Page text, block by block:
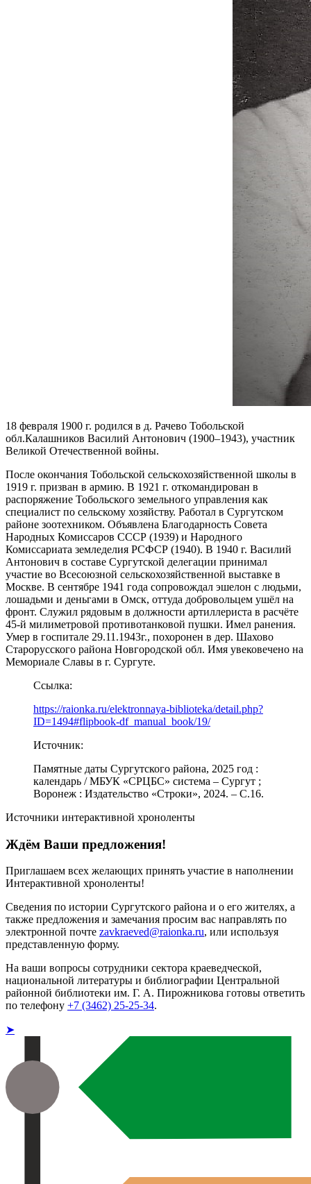
18 февраля 1900 г. родился в д. Рачево Тобольской
обл.Калашников Василий Антонович (1900–1943), участник
Великой Отечественной войны.
После окончания Тобольской сельскохозяйственной школы в
1919 г. призван в армию. В 1921 г. откомандирован в
распоряжение Тобольского земельного управления как
специалист по сельскому хозяйству. Работал в Сургутском
районе зоотехником. Объявлена Благодарность Совета
Народных Комиссаров СССР (1939) и Народного
Комиссариата земледелия РСФСР (1940). В 1940 г. Василий
Антонович в составе Сургутской делегации принимал
участие во Всесоюзной сельскохозяйственной выставке в
Москве. В сентябре 1941 года сопровождал эшелон с людьми,
лошадьми и деньгами в Омск, оттуда добровольцем ушёл на
фронт. Служил рядовым в должности артиллериста в расчёте
45-й милиметровой противотанковой пушки. Имел ранения.
Умер в госпитале 29.11.1943г., похоронен в дер. Шахово
Старорусского района Новгородской обл. Имя увековечено на
Мемориале Славы в г. Сургуте.
Ссылка:
https://raionka.ru/elektronnaya-biblioteka/detail.php?
ID=1494#flipbook-df_manual_book/19/
Источник:
Памятные даты Сургутского района, 2025 год :
календарь / МБУК «СРЦБС» система – Сургут ;
Воронеж : Издательство «Строки», 2024. – С.16.
Источники интерактивной хроноленты
Ждём Ваши предложения!
Приглашаем всех желающих принять участие в наполнении
Интерактивной хроноленты!
Сведения по истории Сургутского района и о его жителях, а
также предложения и замечания просим вас направлять по
электронной почте zavkraeved@raionka.ru, или используя
представленную форму.
На ваши вопросы сотрудники сектора краеведческой,
национальной литературы и библиографии Центральной
районной библиотеки им. Г. А. Пирожникова готовы ответить
по телефону +7 (3462) 25-25-34.
➤